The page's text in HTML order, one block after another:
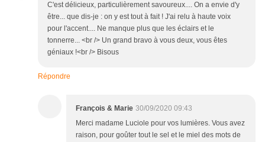
C'est délicieux, particulièrement savoureux.... On a envie d'y
être... que dis-je : on y est tout à fait ! J'ai relu à haute voix
pour l'accent.... Ne manque plus que les éclairs et le
tonnerre... <br /> Un grand bravo à vous deux, vous êtes
géniaux !<br /> Bisous
Répondre
François & Marie 30/09/2020 09:43
Merci madame Luciole pour vos lumières. Vous avez
raison, pour goûter tout le sel et le miel des mots de